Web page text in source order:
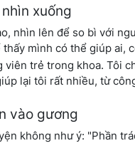
xuống
nhìn lên để so bì với
mình có thể giúp ai,
viên trẻ trong khoa. Tôi
lại tôi rất nhiều, từ
vào gương
không như ý: "Phần